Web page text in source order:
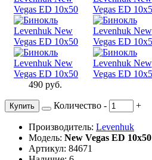
490 руб.
Купить Количество - +
Производитель: Levenhuk
Модель: New Vegas ED 10x50
Артикул: 84671